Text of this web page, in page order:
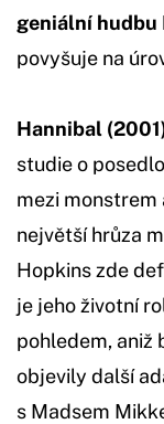
geniální hudbu
povyšuje na
Hannibal
studie o
mezi monstrem
největší hrůza
Hopkins zde
je jeho životní
pohledem, aniž
objevily další
s Madsem